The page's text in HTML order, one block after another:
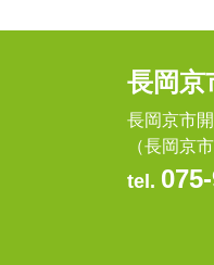
長岡京
長岡京市
（長岡京
tel.